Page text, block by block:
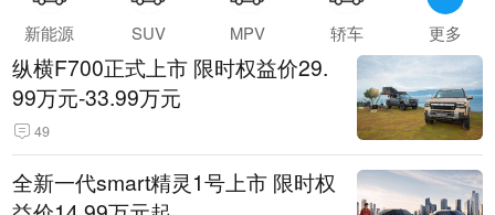
新能源 SUV MPV 轿车 更多
纵横F700正式上市 限时权益价29.
99万元-33.99万元
49
全新一代smart精灵1号上市 限时权